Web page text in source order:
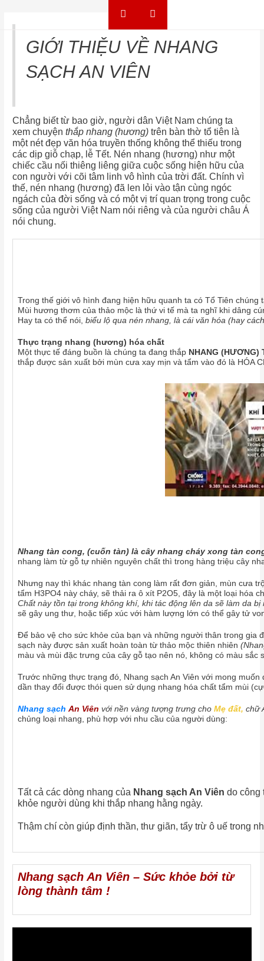
GIỚI THIỆU VỀ NHANG
SẠCH AN VIÊN
Chẳng biết từ bao giờ, người dân Việt Nam chúng ta
xem chuyệnthắp nhang (hương) trên bàn thờ tổ tiên là
một nét đẹp văn hóa truyền thống không thể thiếu trong
các dịp giỗ chạp, lễ Tết. Nén nhang (hương) như một
chiếc cầu nối thiêng liêng giữa cuộc sống hiện hữu của
con người với cõi tâm linh vô hình của trời đất. Chính vì
thế, nén nhang (hương) đã len lỏi vào tận cùng ngóc
ngách của đời sống và có một vị trí quan trọng trong cuộc
sống của người Việt Nam nói riêng và của người châu Á
nói chung.
Trong thế giới vô hình đang hiện hữu quanh ta có Tổ Tiên
Mùi hương thơm của thảo mộc là thứ vi tế mà ta nghĩ khi dâng
Hay ta có thể nói,biểu lộ qua nén nhang, là cái văn hóa (hay
Thực trạng nhang (hương) hóa chất
Một thực tế đáng buồn là chúng ta đang thắp NHANG (HƯƠNG)
thắp được sản xuất bởi mùn cưa xay mịn và tẩm vào đó là HÓA
Nhang tàn cong, (cuốn tàn) là cây nhang cháy xong tàn
nhang làm từ gỗ tự nhiên nguyên chất thì trong hàng triệu cây
Nhưng nay thì khác nhang tàn cong làm rất đơn giản, mùn cưa
tẩm H3PO4 này cháy, sẽ thải ra ô xít P2O5, đây là một loại hóa
Chất này tồn tại trong không khí, khi tác động lên da sẽ làm da
sẽ gây ung thư, hoặc tiếp xúc với hàm lượng lớn có thể gây tử
Để bảo vệ cho sức khỏe của bạn và những người thân trong gia
sạch này được sản xuất hoàn toàn từ thảo mộc thiên nhiên
màu và mùi đặc trưng của cây gỗ tạo nên nó, không có màu
Trước những thực trạng đó, Nhang sạch An Viên với mong
dần thay đổi được thói quen sử dụng nhang hóa chất tẩm mùi
Nhang sạchAn Viên với nền vàng tượng trưng choMẹ đất, chữ
chủng loại nhang, phù hợp với nhu cầu của người dùng:
Tất cả các dòng nhang của Nhang sạch An Viên do công
khỏe người dùng khi thắp nhang hằng ngày.
Thậm chí còn giúp định thần, thư giãn, tẩy trừ ô uế trong
Nhang sạch An Viên – Sức khỏe bởi từ
lòng thành tâm !